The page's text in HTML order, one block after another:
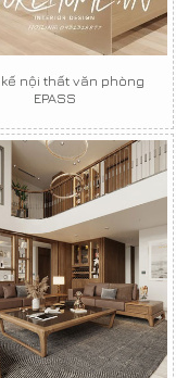
nội thất văn phòng
EPASS